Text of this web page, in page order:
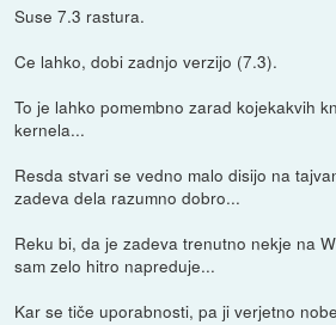
Suse 7.3 rastura.
Ce lahko, dobi zadnjo verzijo (7.3).
To je lahko pomembno zarad kojekakvih
kernela...
Resda stvari se vedno malo disijo na
zadeva dela razumno dobro...
Reku bi, da je zadeva trenutno nekje na
sam zelo hitro napreduje...
Kar se tiče uporabnosti, pa ji verjetno